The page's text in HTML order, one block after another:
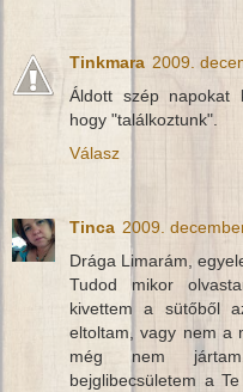
Tinkmara 2009.
Áldott szép napokat
hogy "találkoztunk".
Válasz
Tinca 2009.
Drága Limarám,
Tudod mikor
kivettem a sütőből
eltoltam, vagy nem a
még nem
bejglibecsületem a